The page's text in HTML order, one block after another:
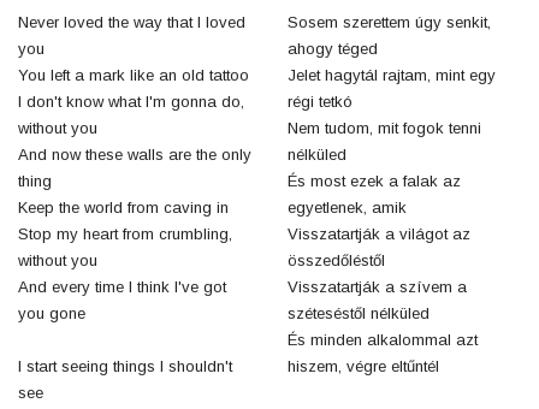
Never loved the way that I loved
you
You left a mark like an old tattoo
I don't know what I'm gonna do,
without you
And now these walls are the only
thing
Keep the world from caving in
Stop my heart from crumbling,
without you
And every time I think I've got
you gone
I start seeing things I shouldn't
see
Sosem szerettem úgy senkit,
ahogy téged
Jelet hagytál rajtam, mint egy
régi tetkó
Nem tudom, mit fogok tenni
nélküled
És most ezek a falak az
egyetlenek, amik
Visszatartják a világot az
összedőléstől
Visszatartják a szívem a
széteséstől nélküled
És minden alkalommal azt
hiszem, végre eltűntél